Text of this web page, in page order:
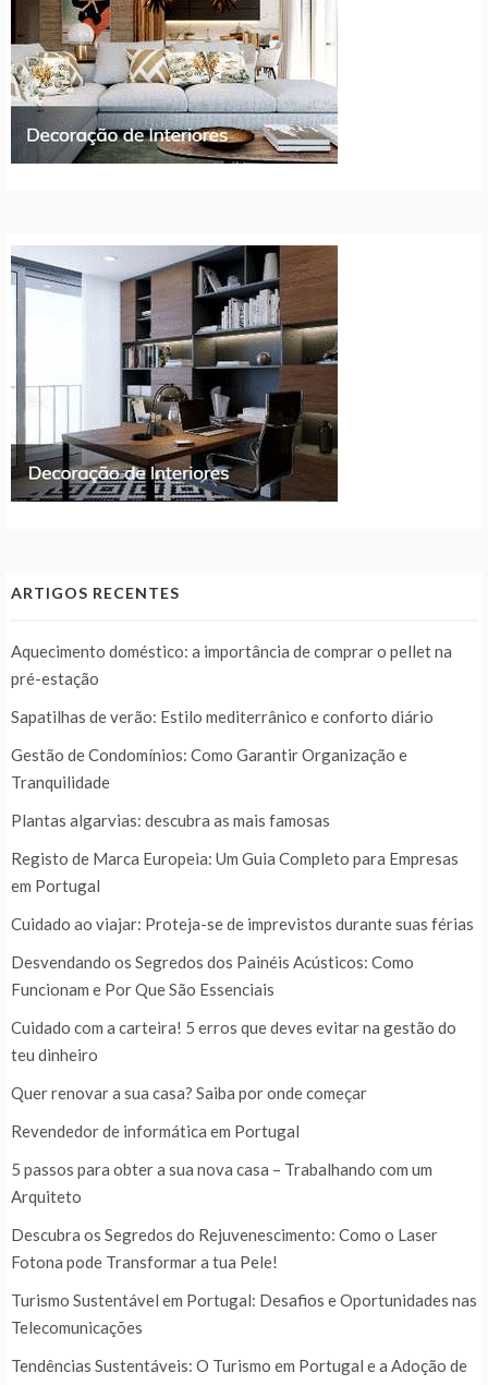
ARTIGOS RECENTES
Aquecimento doméstico: a importância de comprar o pellet na
pré-estação
Sapatilhas de verão: Estilo mediterrânico e conforto diário
Gestão de Condomínios: Como Garantir Organização e
Tranquilidade
Plantas algarvias: descubra as mais famosas
Registo de Marca Europeia: Um Guia Completo para Empresas
em Portugal
Cuidado ao viajar: Proteja-se de imprevistos durante suas férias
Desvendando os Segredos dos Painéis Acústicos: Como
Funcionam e Por Que São Essenciais
Cuidado com a carteira! 5 erros que deves evitar na gestão do
teu dinheiro
Quer renovar a sua casa? Saiba por onde começar
Revendedor de informática em Portugal
5 passos para obter a sua nova casa – Trabalhando com um
Arquiteto
Descubra os Segredos do Rejuvenescimento: Como o Laser
Fotona pode Transformar a tua Pele!
Turismo Sustentável em Portugal: Desafios e Oportunidades nas
Telecomunicações
Tendências Sustentáveis: O Turismo em Portugal e a Adoção de